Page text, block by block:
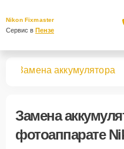
Nikon Fixmaster
Сервис в Пензе
Замена аккумулятора
Замена
фотоаппарате